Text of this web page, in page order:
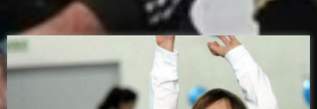
Noticias de Iniciación deportiva